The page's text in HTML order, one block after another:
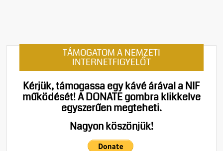
TÁMOGATOM A NEMZETI
INTERNETFIGYELŐT
Kérjük, támogassa egy kávé árával a NIF
működését!A DONATE gombra klikkelve
egyszerűen megteheti.
Nagyon köszönjük!